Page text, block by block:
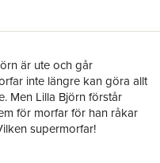
är ute och går
inte längre kan göra allt
Men Lilla Björn förstår
för morfar för han råkar
supermorfar!